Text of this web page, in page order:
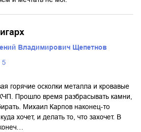
Владимирович Щепетнов
5
горячие осколки металла и кровавые
Прошло время разбрасывать камни,
Михаил Карпов наконец-то
хочет, и делать то, что захочет. В